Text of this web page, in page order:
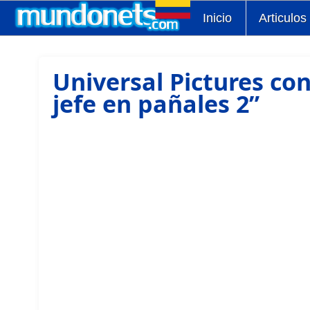
Inicio Articulos
Universal Pictures
jefe en pañales 2”